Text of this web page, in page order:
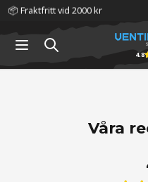
📦 Fraktfritt vid 2000 kr
4.8
4 314 kr
Våra